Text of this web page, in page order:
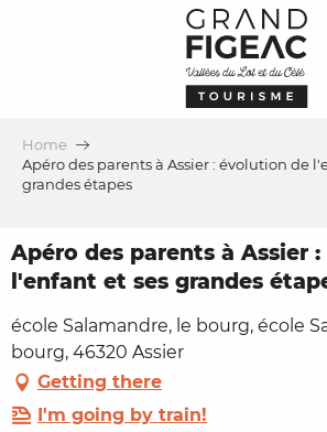
Home
Apéro des parents à Assier : évolution de
grandes étapes
Apéro des parents à Assier
l'enfant et ses grandes
école Salamandre, le bourg, école
bourg, 46320 Assier
Getting there
I'm going by train!